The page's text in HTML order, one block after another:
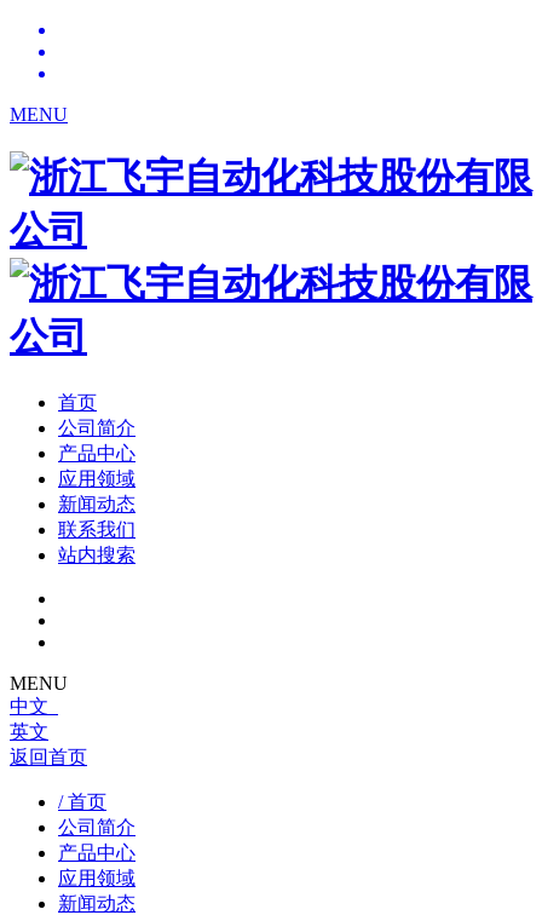
MENU
首页
公司简介
产品中心
应用领域
新闻动态
联系我们
站内搜索
MENU
中文
英文
返回首页
/ 首页
公司简介
产品中心
应用领域
新闻动态